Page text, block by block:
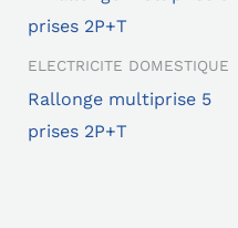
ELECTRICITE DOMESTIQUE
Rallonge multiprise 5
prises 2P+T